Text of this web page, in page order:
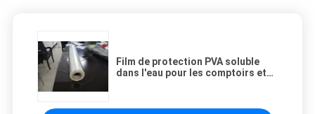
Film de protection PVA soluble
dans l'eau pour les comptoirs et